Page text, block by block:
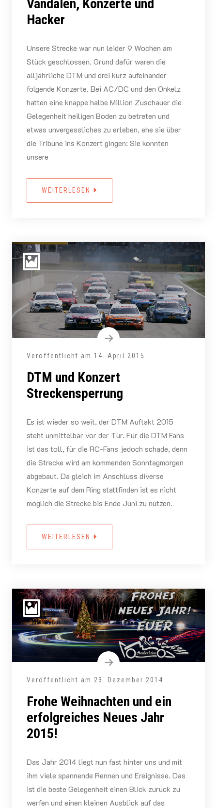
Vandalen, Konzerte und
Hacker
Unsere Strecke war nun leider 9 Wochen am
Stück geschlossen. Grund dafür waren die
alljährliche DTM und drei kurz aufeinander
folgende Konzerte. Bei AC/DC und den Onkelz
hatten eine knappe halbe Million Zuschauer die
Gelegenheit heiligen Boden zu betreten und
etwas unvergessliches zu erleben, ehe sie über
die Tribüne ins Konzert gingen: Sie konnten
unsere
WEITERLESEN
Veröffentlicht am 14. April 2015
DTM und Konzert
Streckensperrung
Es ist wieder so weit, der DTM Auftakt 2015
steht unmittelbar vor der Tür. Für die DTM Fans
ist das toll, für die RC-Fans jedoch schade, denn
die Strecke wird am kommenden Sonntagmorgen
abgebaut. Da gleich im Anschluss diverse
Konzerte auf dem Ring stattfinden ist es nicht
möglich die Strecke bis Ende Juni zu nutzen.
WEITERLESEN
Veröffentlicht am 23. Dezember 2014
Frohe Weihnachten und ein
erfolgreiches Neues Jahr
2015!
Das Jahr 2014 liegt nun fast hinter uns und mit
ihm viele spannende Rennen und Ereignisse. Das
ist die beste Gelegenheit einen Blick zurück zu
werfen und einen kleinen Ausblick auf das